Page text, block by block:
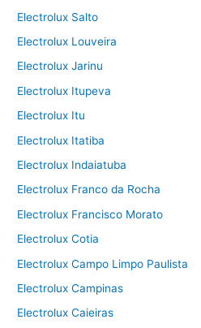
Electrolux Salto
Electrolux Louveira
Electrolux Jarinu
Electrolux Itupeva
Electrolux Itu
Electrolux Itatiba
Electrolux Indaiatuba
Electrolux Franco da Rocha
Electrolux Francisco Morato
Electrolux Cotia
Electrolux Campo Limpo Paulista
Electrolux Campinas
Electrolux Caieiras